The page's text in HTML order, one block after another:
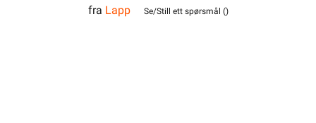
4G10
fra Lapp Se/Still ett spørsmål ()